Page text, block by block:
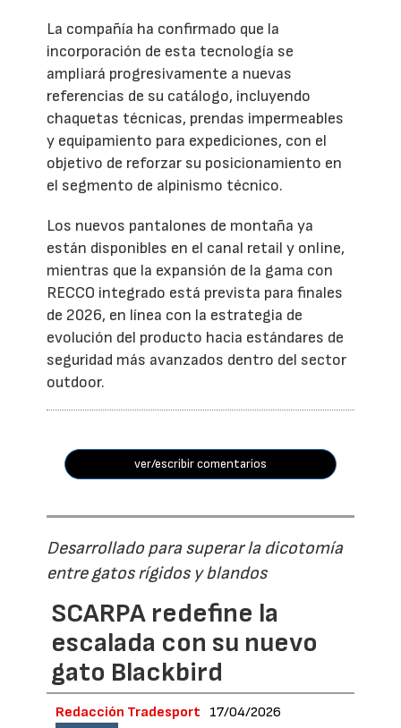
La compañía ha confirmado que la
incorporación de esta tecnología se
ampliará progresivamente a nuevas
referencias de su catálogo, incluyendo
chaquetas técnicas, prendas impermeables
y equipamiento para expediciones, con el
objetivo de reforzar su posicionamiento en
el segmento de alpinismo técnico.
Los nuevos pantalones de montaña ya
están disponibles en el canal retail y online,
mientras que la expansión de la gama con
RECCO integrado está prevista para finales
de 2026, en línea con la estrategia de
evolución del producto hacia estándares de
seguridad más avanzados dentro del sector
outdoor.
ver/escribir comentarios
Desarrollado para superar la dicotomía
entre gatos rígidos y blandos
SCARPA redefine la
escalada con su nuevo
gato Blackbird
Redacción Tradesport 17/04/2026